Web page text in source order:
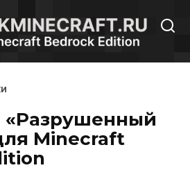
«Разрушенный
Minecraft